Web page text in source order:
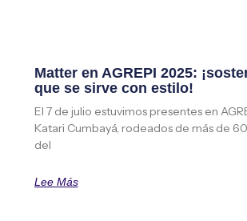
Matter en AGREPI 2025:
que se sirve con estilo!
El 7 de julio estuvimos presentes en
Katari Cumbayá, rodeados de más de
del
Lee Más